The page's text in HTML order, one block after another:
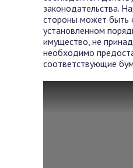
законодательства.
стороны может быть
установленном
имущество, не
необходимо
соответствующие